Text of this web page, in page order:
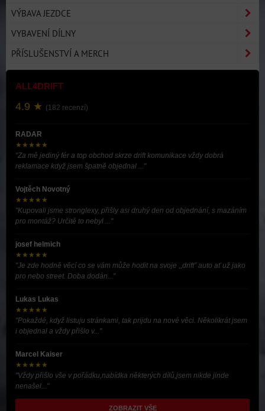
VÝBAVA JEZDCE
VYBAVENÍ DÍLNY
PŘÍSLUŠENSTVÍ A MERCH
ALL4DRIFT
4.9 ★ (182 recenzí)
RADAR
★★★★★
"Za mě jediný fér a top obchod skrze drift komunikace vždy dobrá
reklamace když jsem špatně objednal ..."
Vojtěch Novotný
★★★★★
"Kupovali jsme stronglexy, přišly asi druhý den od objednání, s mazáním
pro montáž? Určitě to nebyl ..."
josef helmich
★★★★★
"Je zde hodně věcí co se vám může hodit na svoje ,,drift” auto ať už jako
pro nebo street. Doba dodán..."
Lukas Lukas
★★★★★
"Pokaždé, když listuju stránkami, tak prijdu na nové věci. Několikrát jsem
i objednal a vždy přišlo v..."
Marcel Kaiser
★★★★★
"Vždy přišlo vše v pořádku,nabídka některých dílů,jsem nikde jinde
nenašel..."
ZOBRAZIT VŠE